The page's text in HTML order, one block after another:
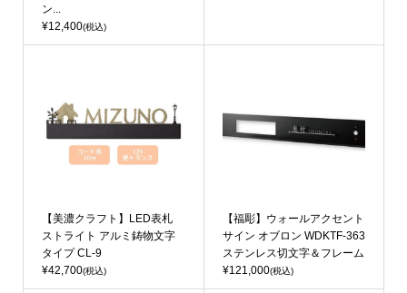
ン...
¥12,400(税込)
【美濃クラフト】LED表札
ストライト アルミ鋳物文字
タイプ CL-9
¥42,700(税込)
【福彫】ウォールアクセント
サイン オブロン WDKTF-363
ステンレス切文字＆フレーム
¥121,000(税込)